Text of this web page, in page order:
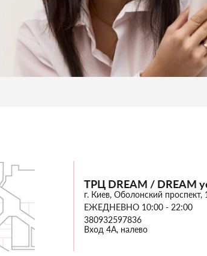
ТРЦ DREAM / DREAM
г. Киев, Оболонский проспект,
ЕЖЕДНЕВНО 10:00 - 22:00
380932597836
Вход 4А, налево